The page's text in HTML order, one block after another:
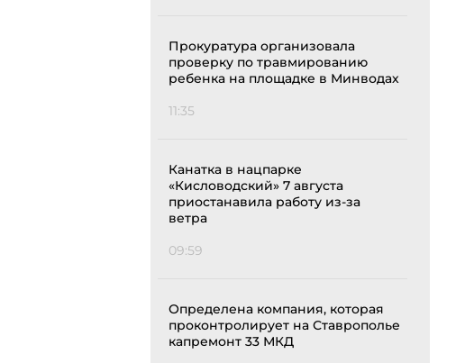
Прокуратура организовала
проверку по травмированию
ребенка на площадке в Минводах
11:35
Канатка в нацпарке
«Кисловодский» 7 августа
приостанавила работу из-за
ветра
09:59
Определена компания, которая
проконтролирует на Ставрополье
капремонт 33 МКД